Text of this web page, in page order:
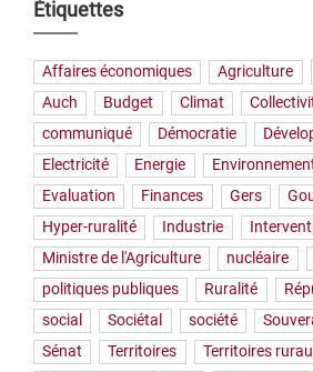
Étiquettes
Affaires économiques Agriculture
Auch
Budget Climat
communiqué
Démocratie
Electricité
Energie
Evaluation
Finances Gers
Hyper-ruralité
Industrie
Ministre de l'Agriculture
nucléaire
politiques publiques
Ruralité
social
Sociétal société
Sénat
Territoires Territoires